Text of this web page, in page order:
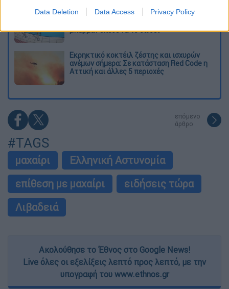
Data Deletion Data Access Privacy Policy
Πώς πνίγηκε το 4χρονο παιδί σε πισίνα
μπάρμαν έπεσε να το σώσει
Εκρηκτικό κοκτέιλ ζέστης και ισχυρών
ανέμων σήμερα: Σε κατάσταση Red Code η
Αττική και άλλες 5 περιοχές
επόμενο
άρθρο
#TAGS
μαχαίρι
Ελληνική Αστυνομία
επίθεση με μαχαίρι
ειδήσεις τώρα
Λιβαδειά
Ακολούθησε το Έθνος στο Google News!
Live όλες οι εξελίξεις λεπτό προς λεπτό, με την
υπογραφή του www.ethnos.gr